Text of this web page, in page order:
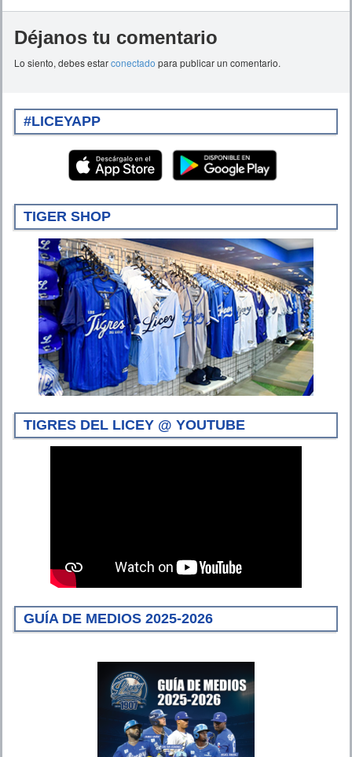
Déjanos tu comentario
Lo siento, debes estarconectado para publicar un comentario.
#LICEYAPP
TIGER SHOP
TIGRES DEL LICEY @ YOUTUBE
GUÍA DE MEDIOS 2025-2026